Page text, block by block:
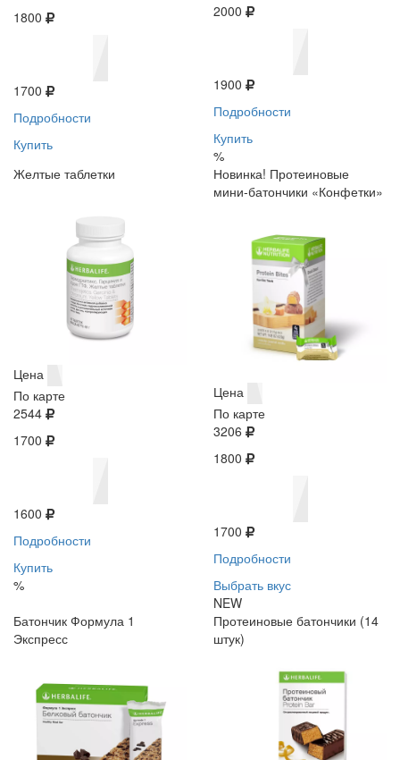
1800
1700
Подробности
Купить
2000
1900
Подробности
Купить
%
Желтые таблетки
Цена
По карте
2544
1700
1600
Подробности
Купить
%
Новинка! Протеиновые
мини-батончики «Конфетки»
Цена
По карте
3206
1800
1700
Подробности
Выбрать вкус
NEW
Батончик Формула 1
Экспресс
Протеиновые батончики (14
штук)